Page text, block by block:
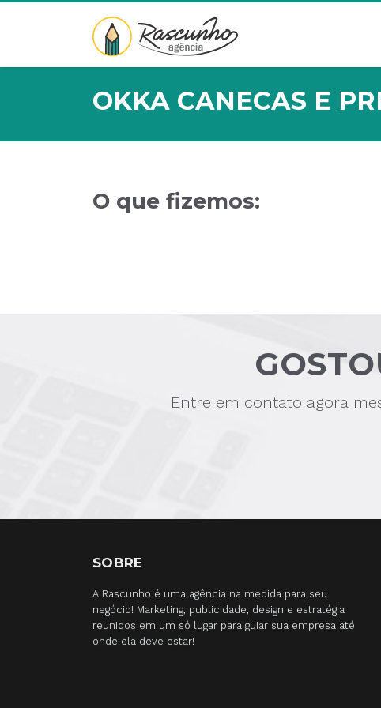
OKKA CANECAS E
O que fizemos:
Entre em contato agora
SOBRE
A Rascunho é uma agência na medida para seu
negócio! Marketing, publicidade, design e estratégia
reunidos em um só lugar para guiar sua empresa até
onde ela deve estar!